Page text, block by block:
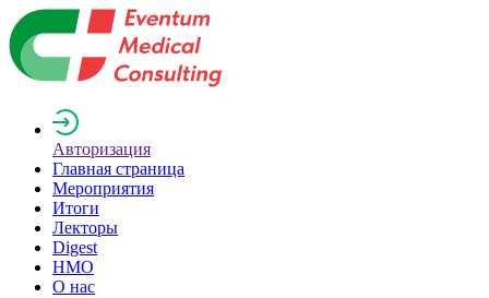
Авторизация
Главная страница
Мероприятия
Итоги
Лекторы
Digest
НМО
О нас